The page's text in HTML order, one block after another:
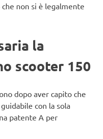
non si è legalmente
la
scooter 150
dopo aver capito che
con la sola
patente A per